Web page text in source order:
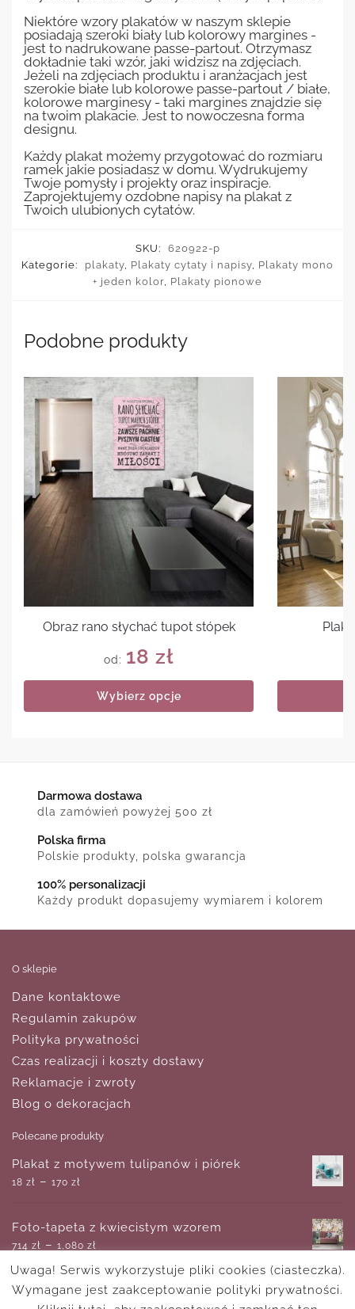
Niektóre wzory plakatów w naszym sklepie
posiadają szeroki biały lub kolorowy margines -
jest to nadrukowane passe-partout. Otrzymasz
dokładnie taki wzór, jaki widzisz na zdjęciach.
Jeżeli na zdjęciach produktu i aranżacjach jest
szerokie białe lub kolorowe passe-partout / białe,
kolorowe marginesy - taki margines znajdzie się
na twoim plakacie. Jest to nowoczesna forma
designu.
Każdy plakat możemy przygotować do rozmiaru
ramek jakie posiadasz w domu. Wydrukujemy
Twoje pomysły i projekty oraz inspiracje.
Zaprojektujemy ozdobne napisy na plakat z
Twoich ulubionych cytatów.
SKU:
620922-p
Kategorie:
plakaty, Plakaty cytaty i napisy, Plakaty mono
+ jeden kolor, Plakaty pionowe
Podobne produkty
Obraz rano słychać tupot stópek
od: 18 zł
Wybierz opcje
Darmowa dostawa
dla zamówień powyżej 500 zł
Polska firma
Polskie produkty, polska gwarancja
100% personalizacji
Każdy produkt dopasujemy wymiarem i kolorem
O sklepie
Dane kontaktowe
Regulamin zakupów
Polityka prywatności
Czas realizacji i koszty dostawy
Reklamacje i zwroty
Blog o dekoracjach
Polecane produkty
Plakat z motywem tulipanów i piórek
18 zł – 170 zł
Foto-tapeta z kwiecistym wzorem
714 zł – 1,080 zł
Tapeta osiem kolorowych dmuchawców
Uwaga! Serwis wykorzystuje pliki cookies (ciasteczka).
Wymagane jest zaakceptowanie polityki prywatności.